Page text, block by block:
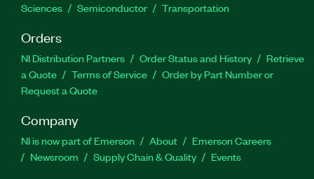
Sciences
Semiconductor Transportation
Orders
NI Distribution Partners Order Status and History
Retrieve
a Quote
Terms of Service
Order by Part Number or
Request a Quote
Company
NI is now part of Emerson About
Emerson Careers
Newsroom
Supply Chain & Quality Events